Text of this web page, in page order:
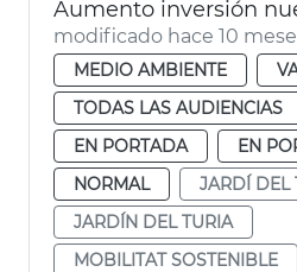
modificado hace 10
MEDIO AMBIENTE
TODAS LAS AUDIENCIAS
EN PORTADA
EN
NORMAL
JARDÍ DEL
JARDÍN DEL TURIA
MOBILITAT SOSTENIBLE